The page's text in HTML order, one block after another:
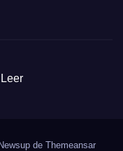
de Themeansar